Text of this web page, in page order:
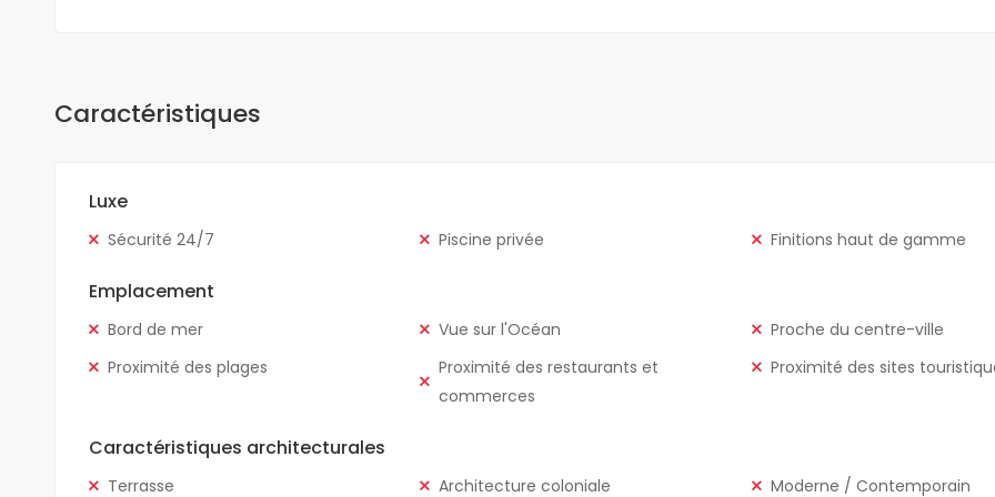
Caractéristiques
Luxe
Sécurité 24/7 Piscine privée Finitions haut de gamme
Emplacement
Bord de mer Vue sur l'Océan
Proche du centre-ville
Proximité des plages
Proximité des restaurants et
commerces
Proximité des sites
Caractéristiques architecturales
Terrasse Architecture coloniale Moderne / Contemporain